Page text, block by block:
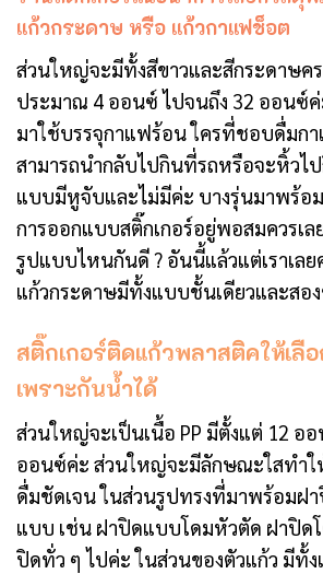
แก้วกระดาษ หรือ แก้วกาแฟช็อต
ส่วนใหญ่จะมีทั้งสีขาวและสีกระดาษค
ประมาณ 4 ออนซ์ ไปจนถึง 32 ออนซ์
มาใช้บรรจุกาแฟร้อน ใครที่ชอบดื่มก
สามารถนำกลับไปกินที่รถหรือจะหิ้วไ
แบบมีหูจับและไม่มีค่ะ บางรุ่นมาพร้อ
การออกแบบสติ๊กเกอร์อยู่พอสมควรเล
รูปแบบไหนกันดี ? อันนี้แล้วแต่เราเล
แก้วกระดาษมีทั้งแบบชั้นเดียวและสอ
สติ๊กเกอร์ติดแก้วพลาสติคให้เลื
เพราะกันน้ำได้
ส่วนใหญ่จะเป็นเนื้อ PP มีตั้งแต่ 12 อ
ออนซ์ค่ะ ส่วนใหญ่จะมีลักษณะใสทำใ
ดื่มชัดเจน ในส่วนรูปทรงที่มาพร้อมฝ
แบบ เช่น ฝาปิดแบบโดมหัวตัด ฝาปิด
ปิดทั่ว ๆ ไปค่ะ ในส่วนของตัวแก้ว มีทั้